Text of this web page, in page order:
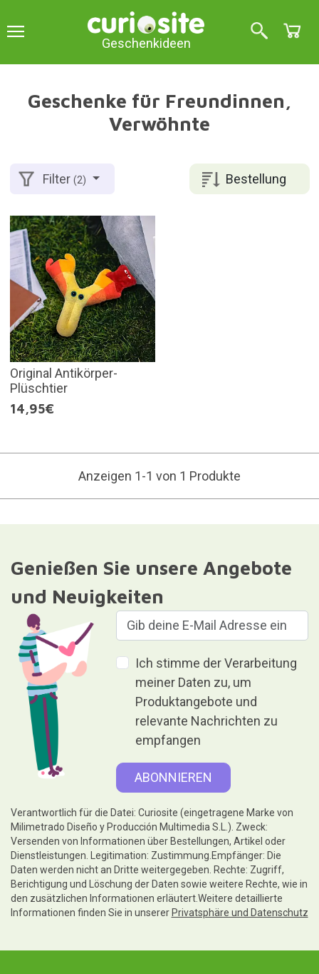
Geschenkideen
Geschenke für Freundinnen,
Verwöhnte
Bestellung
Filter(2)
Original Antikörper-
Plüschtier
14,95€
Anzeigen 1-1 von 1 Produkte
Genießen Sie unsere Angebote
und Neuigkeiten
Ich stimme der Verarbeitung
meiner Daten zu, um
Produktangebote und
relevante Nachrichten zu
empfangen
Verantwortlich für die Datei: Curiosite (eingetragene Marke von
Milimetrado Diseño y Producción Multimedia S.L.). Zweck:
Versenden von Informationen über Bestellungen, Artikel oder
Dienstleistungen. Legitimation: Zustimmung.Empfänger: Die
Daten werden nicht an Dritte weitergegeben. Rechte: Zugriff,
Berichtigung und Löschung der Daten sowie weitere Rechte, wie in
den zusätzlichen Informationen erläutert.Weitere detaillierte
Informationen finden Sie in unserer Privatsphäre und Datenschutz